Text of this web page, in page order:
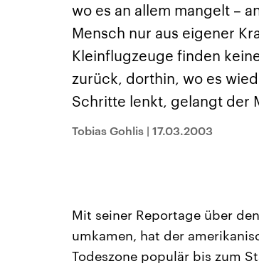
den mächtigsten
Ländern der Erde, mit
großem Einfluss auf das
aktuelle Weltgeschehen.
auf Israel hat in der
Region wieder die
Gewalt entfacht. Israel
möchte die Hamas
zerstören. Diese wird
die Hisbollah im
vom Iran unterstützt.
wo es an allem mangelt –
Mensch nur aus eigener
Kleinflugzeuge finden
zurück, dorthin, wo es
Schritte lenkt, gelangt der
Tobias Gohlis | 17.03.2003
Mit seiner Reportage über
umkamen, hat der
Todeszone populär bis zum